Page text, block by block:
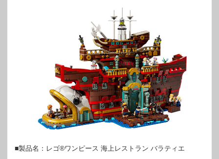
■製品名：レゴ®ワンピース 海上レストラン バラティエ